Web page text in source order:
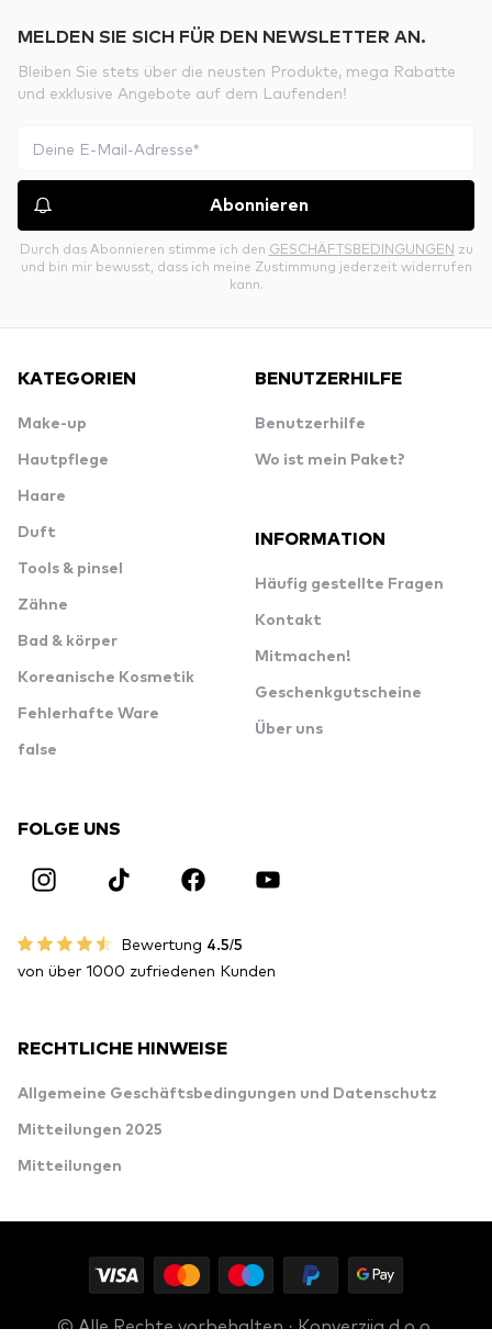
MELDEN SIE SICH FÜR DEN NEWSLETTER AN.
Bleiben Sie stets über die neusten Produkte, mega Rabatte
und exklusive Angebote auf dem Laufenden!
Abonnieren
Durch das Abonnieren stimme ich den GESCHÄFTSBEDINGUNGEN zu
und bin mir bewusst, dass ich meine Zustimmung jederzeit widerrufen
kann.
KATEGORIEN
Make-up
Hautpflege
Haare
Duft
Tools & pinsel
Zähne
Bad & körper
Koreanische Kosmetik
Fehlerhafte Ware
false
BENUTZERHILFE
Benutzerhilfe
Wo ist mein Paket?
INFORMATION
Häufig gestellte Fragen
Kontakt
Mitmachen!
Geschenkgutscheine
Über uns
FOLGE UNS
Bewertung 4.5/5
von über 1000 zufriedenen Kunden
RECHTLICHE HINWEISE
Allgemeine Geschäftsbedingungen und Datenschutz
Mitteilungen 2025
Mitteilungen
© Alle Rechte vorbehalten · Konverzija d.o.o.